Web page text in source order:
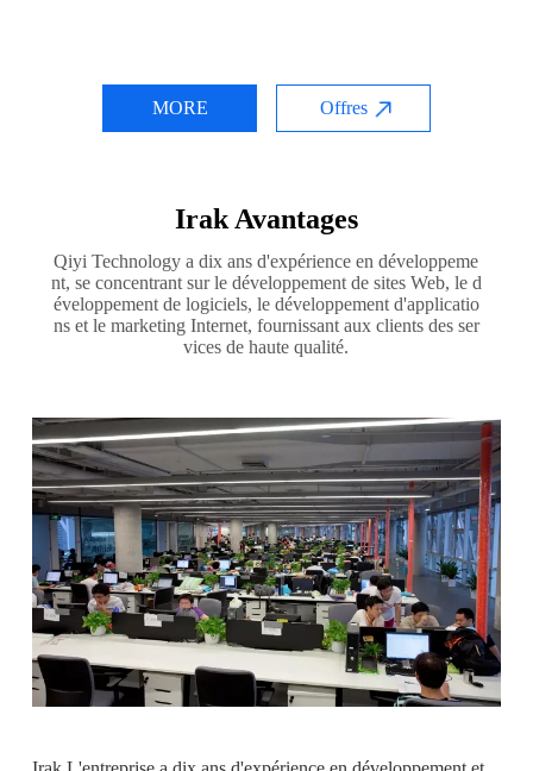
MORE Offres
Irak Avantages
Qiyi Technology a dix ans d'expérience en développeme
nt, se concentrant sur le développement de sites Web, le d
éveloppement de logiciels, le développement d'applicatio
ns et le marketing Internet, fournissant aux clients des ser
vices de haute qualité.